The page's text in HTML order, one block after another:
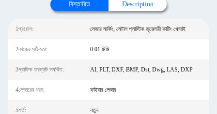
বিস্তারিত Description
1প্রয়োগ: লেজার মার্কিং, মেটাল প্লাস্টিক জুয়েলারী কাটিং খোদাই
2কাজের সঠিকতা: 0.01 মিমি
3গ্রাফিক ফরম্যাট সমর্থিত: AI, PLT, DXF, BMP, Dst, Dwg, LAS, DXP
4লেজারের ধরন: ফাইবার লেজার
5শর্ত: নতুন